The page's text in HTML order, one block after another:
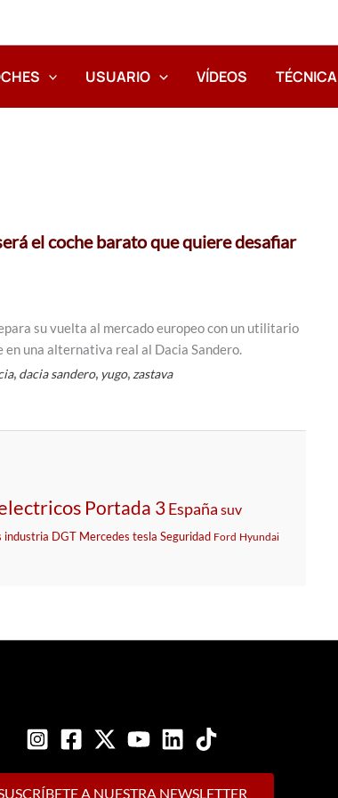
USUARIO VÍDEOS TÉCNICA
el coche barato que quiere desafiar
su vuelta al mercado europeo con un utilitario
una alternativa real al Dacia Sandero.
, dacia sandero, yugo, zastava
Portada 3España suv
industria DGT Mercedes tesla Seguridad Ford Hyundai
A NUESTRA NEWSLETTER